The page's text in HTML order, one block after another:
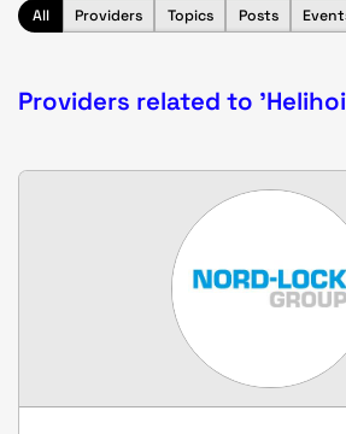
All Providers Topics Posts
Providers related to